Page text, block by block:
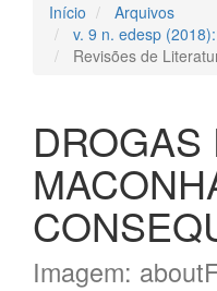
Início
Arquivos
v. 9 n. edesp
Revisões de
DROGAS
Imagem: